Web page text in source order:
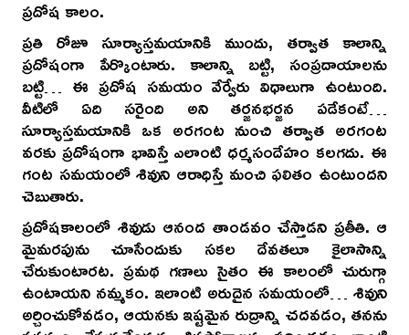
ప్రదోష కాలం.
ప్రతి రోజూ సూర్యాస్తమయానికి ముందు, తర్వాత కాలాన్ని
ప్రదోషంగా పేర్కొంటారు. కాలాన్ని బట్టి, సంప్రదాయాలను
బట్టి… ఈ ప్రదోష సమయం వేర్వేరు విధాలుగా ఉంటుంది.
వీటిలో ఏది సరైంది అని తర్జనభర్జన పడేకంటే…
సూర్యాస్తమయానికి ఒక అరగంట నుంచి తర్వాత అరగంట
వరకు ప్రదోషంగా భావిస్తే ఎలాంటి ధర్మసందేహం కలగదు. ఈ
గంట సమయంలో శివుని ఆరాధిస్తే మంచి ఫలితం ఉంటుందని
చెబుతారు.
ప్రదోషకాలంలో శివుడు ఆనంద తాండవం చేస్తాడని ప్రతీతి. ఆ
మైమరపును చూసేందుకు సకల దేవతలూ కైలాసాన్ని
చేరుకుంటారట. ప్రమథ గణాలు సైతం ఈ కాలంలో చురుగ్గా
ఉంటాయని నమ్మకం. ఇలాంటి అరుదైన సమయంలో… శివుని
అర్చించుకోవడం, ఆయనకు ఇష్టమైన రుద్రాన్ని చదవడం, తనను